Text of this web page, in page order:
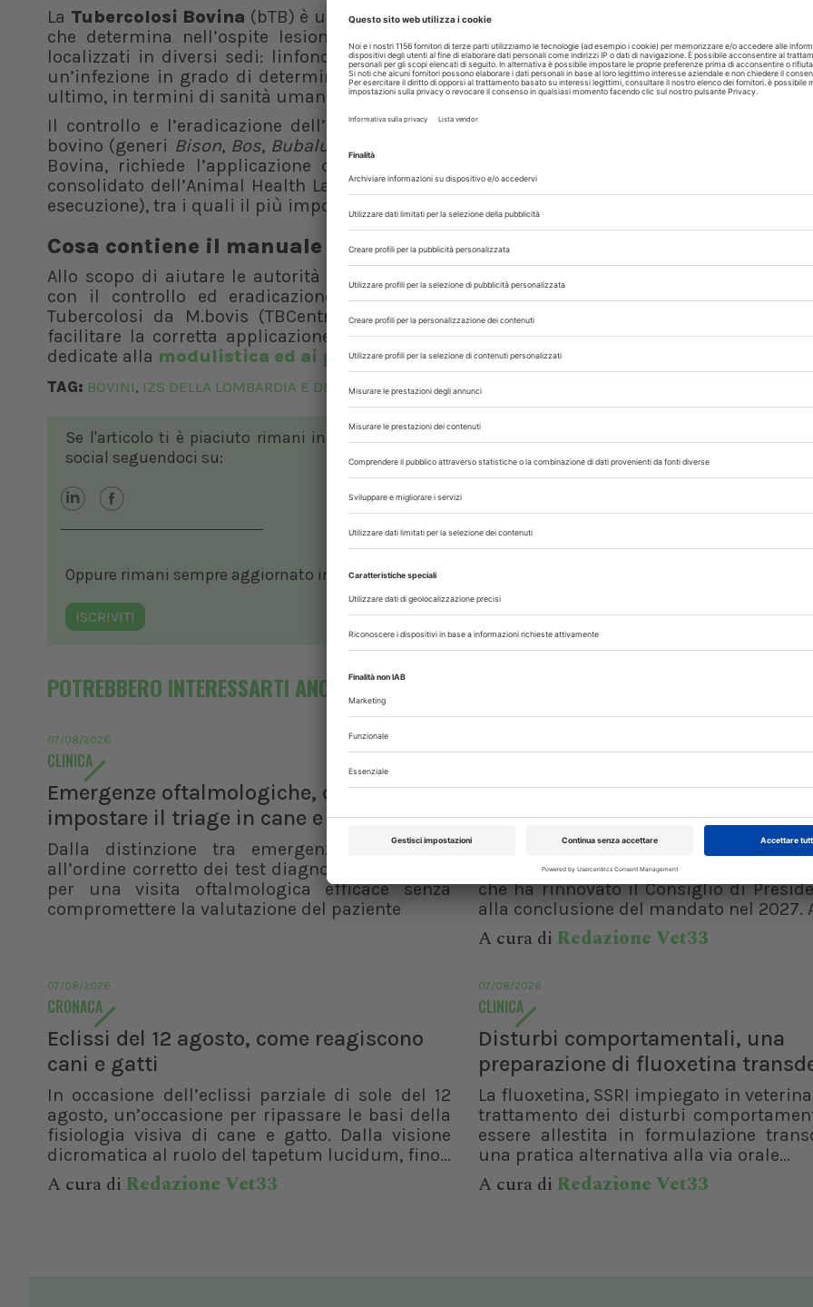
La Tubercolosi Bovina (bTB) è una malattia infettiva ad eziologia batterica, ad andamento
che determina nell’ospite lesioni nodulari di tipo granulomatoso, conosciute come
localizzati in diversi sedi: linfonodi, polmoni, intestino, fegato, milza pleura e peritoneo.
un’infezione in grado di determinare ingenti danni economici in termini di sanità
ultimo, in termini di sanità umana, poiché zoonosi.
Il controllo e l’eradicazione dell’infezione da complesso
bovino (generi Bison, Bos, Bubalus
Bovina, richiede l’applicazione combinata del Decreto Ministeriale 2 maggio 2024 e
consolidato dell’Animal Health Law (regolamento (Ue) 2016/429 e relativi regolamenti
esecuzione), tra i quali il più importante è il Regolamento delegato (Ue) 2020/689.
Cosa contiene il manuale operativo
Allo scopo di aiutare le autorità competenti e gli operatori nell’esecuzione delle attività
con il controllo ed eradicazione di questa malattia, il Centro di referenza
Tubercolosi da M.bovis (TBCentro) dell’Izsler ha prodotto un manuale operativo che
facilitare la corretta applicazione delle norme. Il Manuale è liberamente accessibile nelle
dedicate alla modulistica ed ai protocolli operatividel TBCentro.
TAG: BOVINI, IZS DELLA LOMBARDIA E DELL’EMILIA-ROMAGNA,
Se l'articolo ti è piaciuto rimani in contatto con noi sui nostri canali
social seguendoci su:
Oppure rimani sempre aggiornato in ambito veterinario, iscrivendoti alla nostra newsletter!
ISCRIVITI
POTREBBERO INTERESSARTI ANCHE
07/08/2026
CLINICA
Emergenze oftalmologiche, come
impostare il triage in cane e gatto
Dalla distinzione tra emergenza e urgenza
all’ordine corretto dei test diagnostici, i principi
per una visita oftalmologica efficace senza
compromettere la valutazione del paziente
AISA-Federchimica, nuovo
Carlo Gazza eletto Presidente
Carlo Gazza è stato eletto Presidente
Federchimica durante l’Assemblea del
che ha rinnovato il Consiglio di
alla conclusione del mandato nel 2027.
A cura di Redazione Vet33
07/08/2026
CRONACA
Eclissi del 12 agosto, come reagiscono
cani e gatti
In occasione dell’eclissi parziale di sole del 12
agosto, un’occasione per ripassare le basi della
fisiologia visiva di cane e gatto. Dalla visione
dicromatica al ruolo del tapetum lucidum, fino...
A cura di Redazione Vet33
07/08/2026
CLINICA
Disturbi comportamentali, una
preparazione di fluoxetina
La fluoxetina, SSRI impiegato in
trattamento dei disturbi
essere allestita in formulazione
una pratica alternativa alla via orale...
A cura di Redazione Vet33